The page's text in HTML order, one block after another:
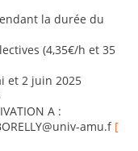
la durée du
(4,35€/h et 35
et 2 juin 2025
A :
amu.f [